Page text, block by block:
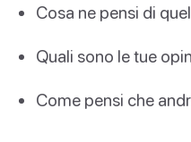
Cosa ne pensi di
Quali sono le tue
Come pensi che